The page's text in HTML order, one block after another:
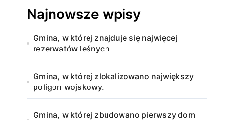
Najnowsze wpisy
Gmina, w której znajduje się najwięcej
rezerwatów leśnych.
Gmina, w której zlokalizowano największy
poligon wojskowy.
Gmina, w której zbudowano pierwszy dom